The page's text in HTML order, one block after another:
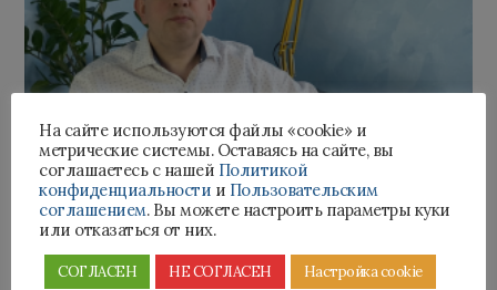
Как узнать, какому
коллектору продан
долг?
На сайте используются файлы «cookie» и
метрические системы. Оставаясь на сайте, вы
соглашаетесь с нашей Политикой
конфиденциальности и Пользовательским
соглашением. Вы можете настроить параметры куки
или отказаться от них.
СОГЛАСЕН НЕ СОГЛАСЕН Настройка cookie